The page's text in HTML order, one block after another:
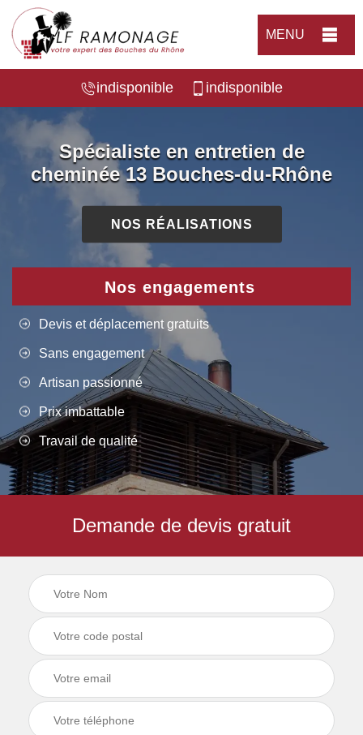
MENU
indisponible indisponible
Spécialiste en entretien de
cheminée 13 Bouches-du-Rhône
NOS RÉALISATIONS
Nos engagements
Devis et déplacement gratuits
Sans engagement
Artisan passionné
Prix imbattable
Travail de qualité
Demande de devis gratuit